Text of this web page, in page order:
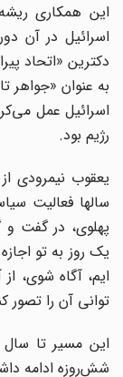
این همکاری
اسرائیل در آن
به عنوان «جواهر
اسرائیل عمل
رژیم بود.
یعقوب نیمرودی
سالها فعالیت
پهلوی، در گفت و
یک روز به تو اجازه
ایم، آگاه شوی،
توانی آن را تصور
شش‌روزه ادامه